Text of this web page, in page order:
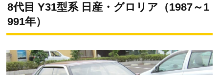
8代目 Y31型系 日産・グロリア（1987～1
991年）